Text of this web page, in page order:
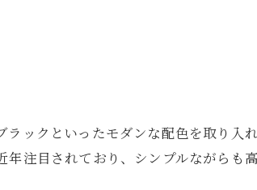
える発想
な外観の秘訣
発想法
い方ポイント
ックといったモダンな配色を取り入
注目されており、シンプルながらも